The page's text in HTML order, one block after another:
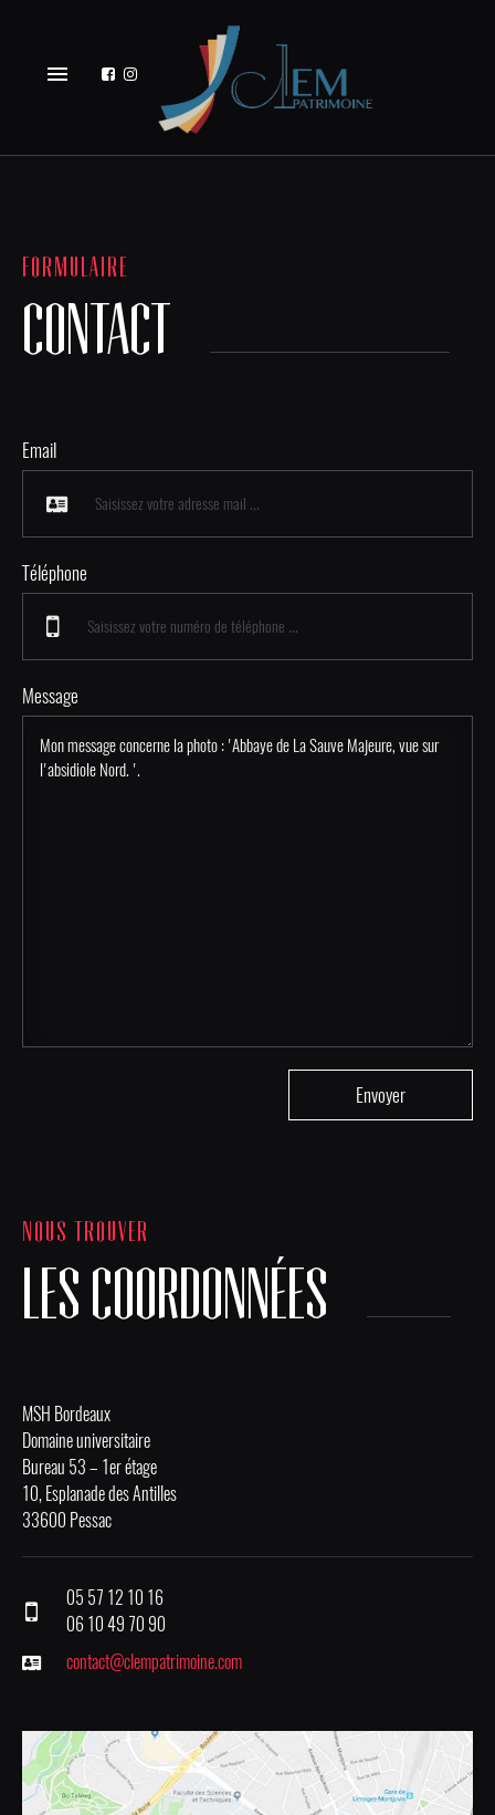
menu
FORMULAIRE
CONTACT
Email
Téléphone
Message
NOUS TROUVER
LES COORDONNÉES
MSH Bordeaux
Domaine universitaire
Bureau 53 – 1er étage
10, Esplanade des Antilles
33600 Pessac
05 57 12 10 16
06 10 49 70 90
contact@clempatrimoine.com